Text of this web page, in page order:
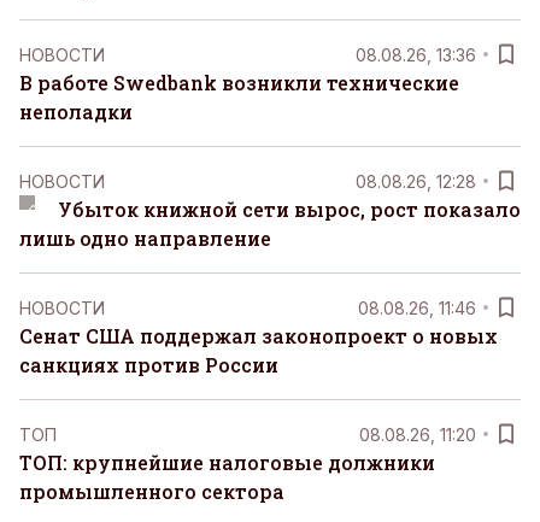
НОВОСТИ 08.08.26, 13:36
В работе Swedbank возникли технические
неполадки
НОВОСТИ 08.08.26, 12:28
Убыток книжной сети вырос, рост показало
лишь одно направление
НОВОСТИ 08.08.26, 11:46
Сенат США поддержал законопроект о новых
санкциях против России
ТОП 08.08.26, 11:20
ТОП: крупнейшие налоговые должники
промышленного сектора